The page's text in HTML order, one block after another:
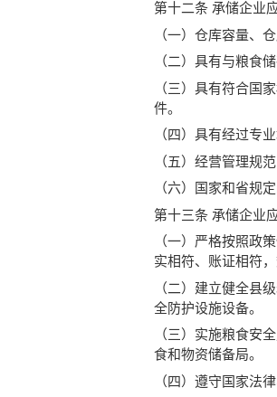
第十二条 承储企业
（一）仓库容量、
（二）具有与粮食
（三）具有符合国
件。
（四）具有经过专
（五）经营管理规
（六）国家和省规
第十三条 承储企业
（一）严格按照政
实相符、账证相符
（二）建立健全县
全防护设施设备。
（三）实施粮食安
食和物资储备局。
（四）遵守国家法